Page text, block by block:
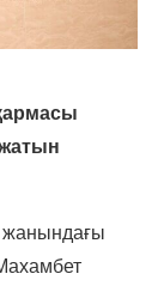
жанындағы